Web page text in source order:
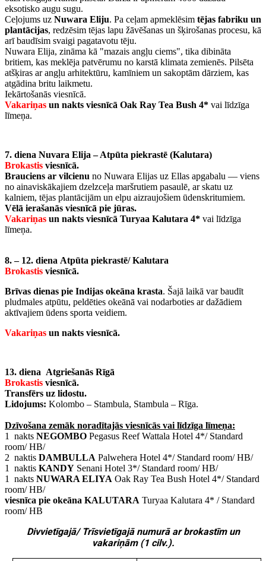
eksotisko augu sugu.
Ceļojums uz Nuwara Eliju. Pa ceļam apmeklēsim tējas fabriku un
plantācijas, redzēsim tējas lapu žāvēšanas un šķirošanas procesu, kā
arī baudīsim svaigi pagatavotu tēju.
Nuwara Elija, zināma kā "mazais angļu ciems", tika dibināta
britiem, kas meklēja patvērumu no karstā klimata zemienēs. Pilsēta
atšķiras ar angļu arhitektūru, kamīniem un sakoptām dārziem, kas
atgādina britu laikmetu.
Iekārtošanās viesnīcā.
Vakariņas un nakts viesnīcā Oak Ray Tea Bush 4* vai līdzīga
līmeņa.
7. diena Nuvara Elija – Atpūta piekrastē (Kalutara)
Brokastis viesnīcā.
Brauciens ar vilcienu no Nuwara Elijas uz Ellas apgabalu — viens
no ainaviskākajiem dzelzceļa maršrutiem pasaulē, ar skatu uz
kalniem, tējas plantācijām un elpu aizraujošiem ūdenskritumiem.
Vēlā ierašanās viesnīcā pie jūras.
Vakariņas un nakts viesnīcā Turyaa Kalutara 4* vai līdzīga
līmeņa.
8. – 12. diena Atpūta piekrastē/ Kalutara
Brokastis viesnīcā.
Brīvas dienas pie Indijas okeāna krasta. Šajā laikā var baudīt
pludmales atpūtu, peldēties okeānā vai nodarboties ar dažādiem
aktīvajiem ūdens sporta veidiem.
Vakariņas un nakts viesnīcā.
13. diena Atgriešanās Rīgā
Brokastis viesnīcā.
Transfērs uz lidostu.
Lidojums: Kolombo – Stambula, Stambula – Rīga.
Dzīvošana zemāk noradītajās viesnīcās vai līdzīga līmeņa:
1 nakts NEGOMBO Pegasus Reef Wattala Hotel 4*/ Standard
room/ HB/
2 naktis DAMBULLA Palwehera Hotel 4*/ Standard room/ HB/
1 naktis KANDY Senani Hotel 3*/ Standard room/ HB/
1 nakts NUWARA ELIYA Oak Ray Tea Bush Hotel 4*/ Standard
room/ HB/
viesnīca pie okeāna KALUTARA Turyaa Kalutara 4* / Standard
room/ HB
Divvietīgajā/ Trīsvietīgajā numurā ar brokastīm un
vakariņām (1 cilv.).